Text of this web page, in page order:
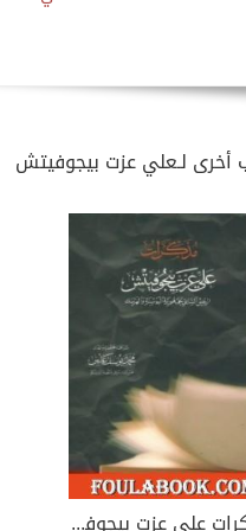
أخرى لـعلي عزت بيجوفيتش
مذكرات علي عزت بيجوفيتش